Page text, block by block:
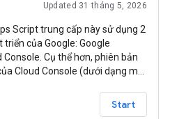
Updated 31 tháng 5, 2026
Script trung cấp này sử dụng 2
của Google: Google
Cụ thể hơn, phiên bản
Cloud Console (dưới dạng một
Google Trang tính và
của ứng dụng mẫu này là để
Start